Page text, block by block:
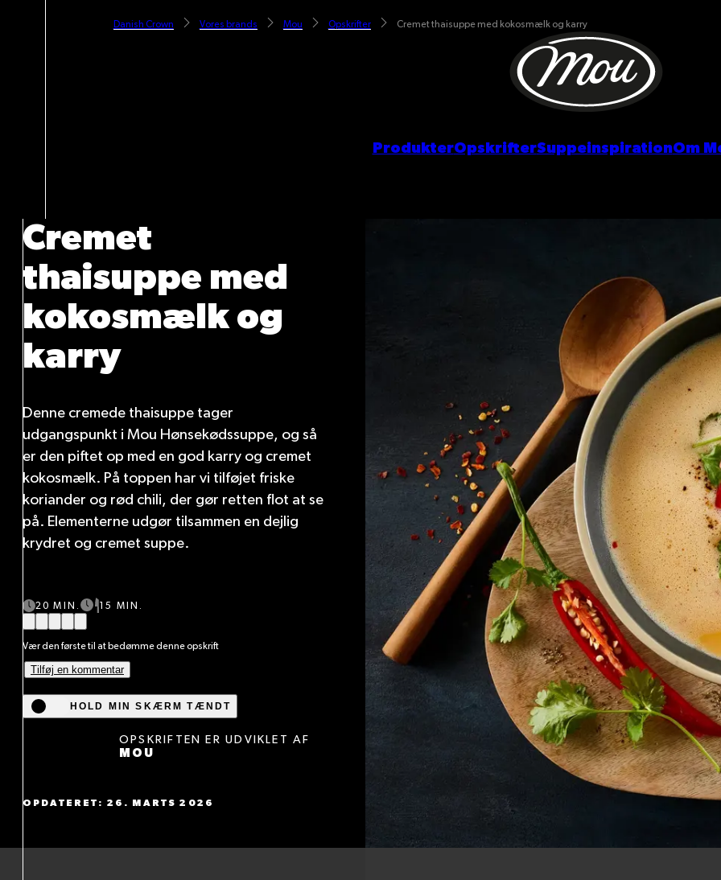
Danish Crown Vores brands Mou Opskrifter Cremet thaisuppe med kokosmælk og karry
ProdukterOpskrifterSuppeinspirationOm
Cremet
thaisuppe med
kokosmælk og
karry
Denne cremede thaisuppe tager
udgangspunkt i Mou Hønsekødssuppe, og så
er den piftet op med en god karry og cremet
kokosmælk. På toppen har vi tilføjet friske
koriander og rød chili, der gør retten flot at se
på. Elementerne udgør tilsammen en dejlig
krydret og cremet suppe.
20 MIN. 15 MIN.
Vær den første til at bedømme denne opskrift
Tilføj en kommentar
HOLD MIN SKÆRM TÆNDT
OPSKRIFTEN ER UDVIKLET AF
MOU
OPDATERET: 26. MARTS 2026